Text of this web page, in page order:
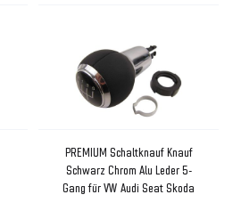
PREMIUM Schaltknauf Knauf
Schwarz Chrom Alu Leder 5-
Gang für VW Audi Seat Skoda